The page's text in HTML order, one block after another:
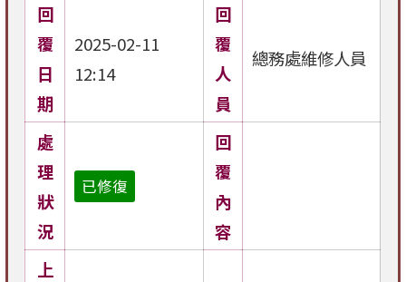
回
覆
日
期
2025-02-11
12:14
回
覆
人
員
總務處維修人員
處
理
狀
況
已修復
回
覆
內
容
上